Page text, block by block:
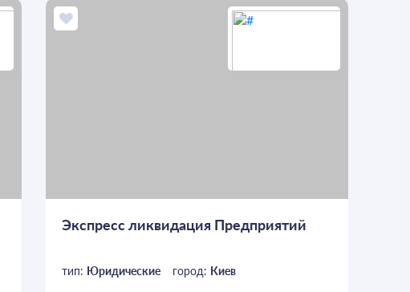
Экспресс ликвидация Предприятий
тип: Юридические город: Киев